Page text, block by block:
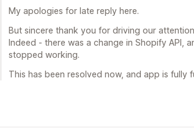
My apologies for late reply here.
But sincere thank you for driving our
Indeed - there was a change in Shopify API,
stopped working.
This has been resolved now, and app is fully